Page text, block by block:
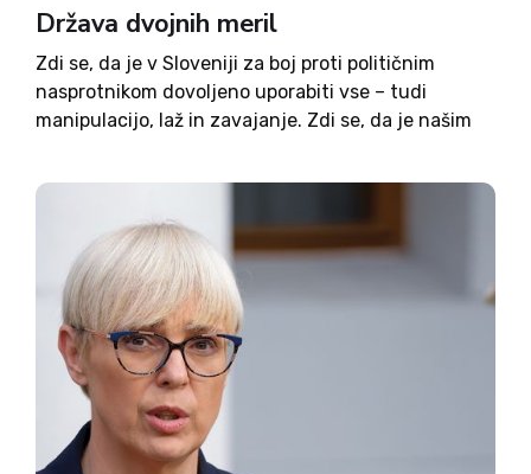
Država dvojnih meril
Zdi se, da je v Sloveniji za boj proti političnim
nasprotnikom dovoljeno uporabiti vse – tudi
manipulacijo, laž in zavajanje. Zdi se, da je našim
naši, je to sprejemljivo, sicer ne. Eni...